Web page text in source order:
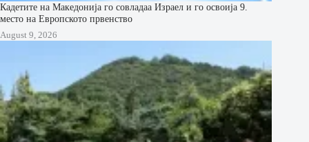
Кадетите на Македонија го совладаа Израел и го освоија 9.
место на Европското првенство
August 9, 2026